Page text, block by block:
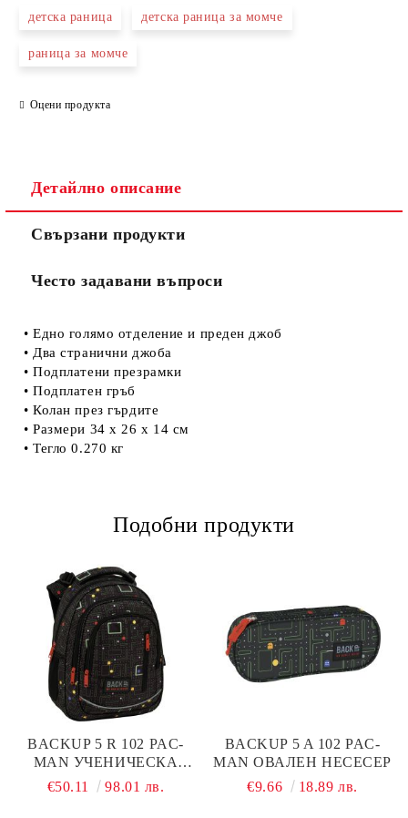
детска раница детска раница за момче
раница за момче
Оцени продукта
Детайлно описание
Свързани продукти
Често задавани въпроси
• Едно голямо отделение и преден джоб
• Два странични джоба
• Подплатени презрамки
• Подплатен гръб
• Колан през гърдите
• Размери 34 х 26 х 14 см
• Тегло 0.270 кг
Подобни продукти
BACKUP 5 R 102 PAC-
MAN УЧЕНИЧЕСКА
РАНИЦА
€50.11 98.01 лв.
BACKUP 5 A 102 PAC-
MAN ОВАЛЕН НЕСЕСЕР
€9.66
18.89 лв.